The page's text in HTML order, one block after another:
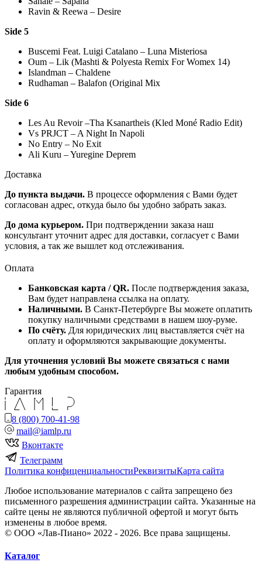
Ravin & Reewa – Desire
Side 5
Buscemi Feat. Luigi Catalano – Luna Misteriosa
Oum – Lik (Mashti & Polyesta Remix For Womex 14)
Islandman – Chaldene
Rudhaman – Balafon (Original Mix
Side 6
Les Au Revoir –Tha Ksanartheis (Kled Moné Radio Edit)
Vs PRJCT – A Night In Napoli
No Entry – No Exit
Ali Kuru – Yuregine Deprem
Доставка
До пункта выдачи. В процессе оформления с Вами будет
согласован адрес, откуда было бы удобно забрать заказ.
До дома курьером. При подтверждении заказа наш
консультант уточнит адрес для доставки, согласует с Вами
условия, а так же вышлет код отслеживания.
Оплата
Банковская карта / QR. После подтверждения заказа,
Вам будет направлена ссылка на оплату.
Наличными. В Санкт-Петербурге Вы можете оплатить
покупку наличными средствами в нашем шоу-руме.
По счёту. Для юридических лиц выставляется счёт на
оплату и оформляются закрывающие документы.
Для уточнения условий Вы можете связаться с нами
любым удобным способом.
Гарантия
8 (800) 700-41-98
mail@iamlp.ru
Вконтакте
Телеграмм
Политика конфиценциальностиРеквизитыКарта сайта
Любое использование материалов с сайта запрещено без
письменного разрешения администрации сайта. Указанные на
сайте цены не являются публичной офертой и могут быть
изменены в любое время.
© ООО «Лав-Пиано» 2022 - 2026. Все права защищены.
Каталог